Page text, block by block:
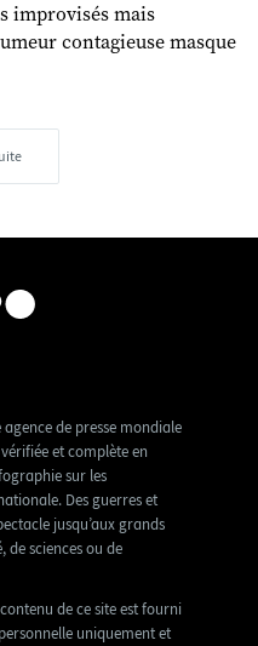
improvisés mais
contagieuse masque
agence de presse mondiale
et complète en
sur les
Des guerres et
jusqu’aux grands
de sciences ou de
de ce site est fourni
uniquement et